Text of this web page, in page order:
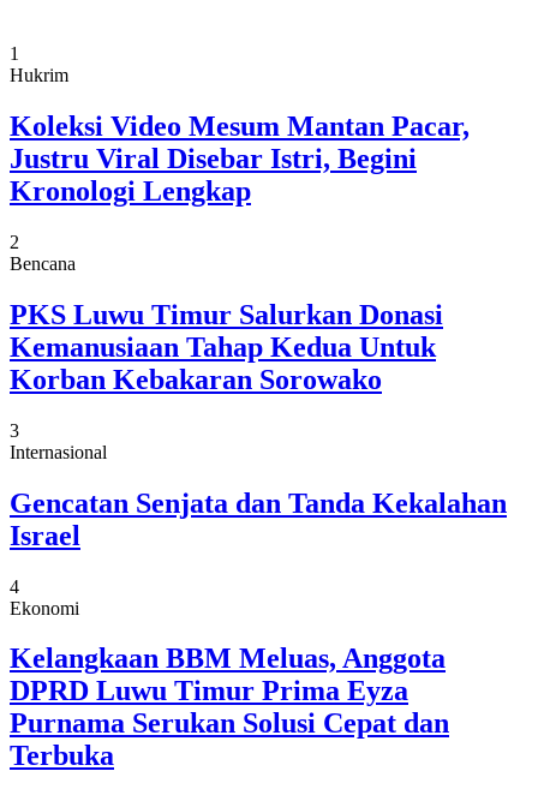
1
Hukrim
Koleksi Video Mesum Mantan Pacar,
Justru Viral Disebar Istri, Begini
Kronologi Lengkap
2
Bencana
PKS Luwu Timur Salurkan Donasi
Kemanusiaan Tahap Kedua Untuk
Korban Kebakaran Sorowako
3
Internasional
Gencatan Senjata dan Tanda Kekalahan
Israel
4
Ekonomi
Kelangkaan BBM Meluas, Anggota
DPRD Luwu Timur Prima Eyza
Purnama Serukan Solusi Cepat dan
Terbuka